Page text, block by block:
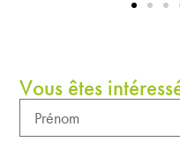
Vous êtes